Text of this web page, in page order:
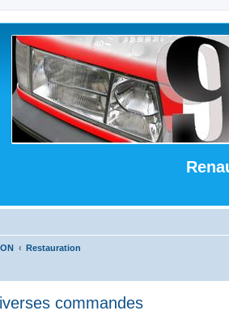
Restauration
commandes